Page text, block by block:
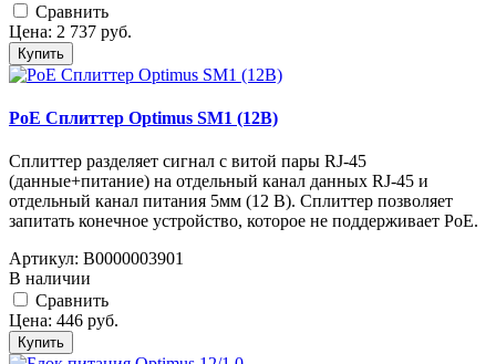
Cравнить
Цена: 2 737 руб.
Купить
PoE Сплиттер Optimus SM1 (12B)
Сплиттер разделяет сигнал с витой пары RJ-45
(данные+питание) на отдельный канал данных RJ-45 и
отдельный канал питания 5мм (12 В). Сплиттер позволяет
запитать конечное устройство, которое не поддерживает PoE.
Артикул: В0000003901
В наличии
Cравнить
Цена: 446 руб.
Купить